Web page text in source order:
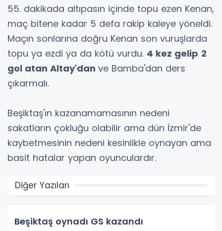
55. dakikada altıpasın içinde topu ezen Kenan,
maç bitene kadar 5 defa rakip kaleye yöneldi.
Maçın sonlarına doğru Kenan son vuruşlarda
topu ya ezdi ya da kötü vurdu. 4 kez gelip 2
gol atan Altay'dan ve Bamba'dan ders
çıkarmalı.
Beşiktaş'ın kazanamamasının nedeni
sakatların çokluğu olabilir ama dün İzmir'de
kaybetmesinin nedeni kesinlikle oynayan ama
basit hatalar yapan oyunculardır.
Diğer Yazıları
Beşiktaş oynadı GS kazandı